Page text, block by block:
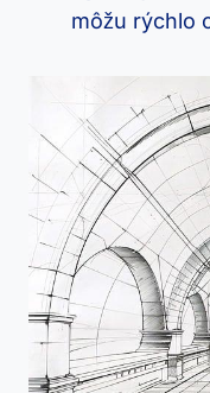
môžu rýchlo